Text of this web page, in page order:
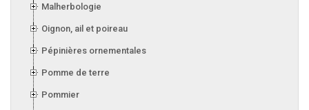
Malherbologie
Oignon, ail et poireau
Pépinières ornementales
Pomme de terre
Pommier